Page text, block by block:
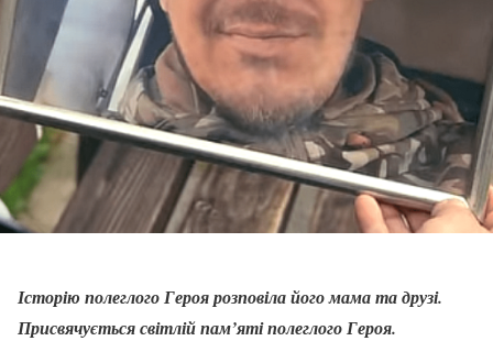
Історію полеглого Героя розповіла його мама та друзі.
Присвячується світлій пам’яті полеглого Героя.